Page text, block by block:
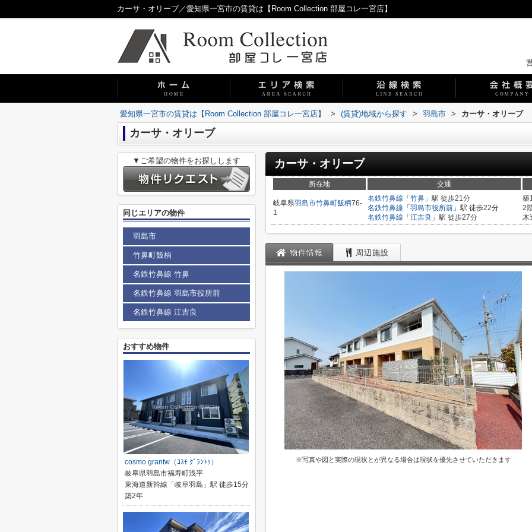
カーサ・オリーブ／愛知県一宮市の賃貸は【Room Collection 部屋コレ一宮店】
愛知県一宮市の賃貸は【Room Collection 部屋コレ一宮店】 > (賃貸)地域から探す > 羽島市 > カーサ・オリーブ
カーサ・オリーブ
カーサ・オリーブ
所在地 交通
岐阜県羽島市竹鼻町飯柄76‐
1
名鉄竹鼻線 「 竹鼻 」駅 徒歩21分
名鉄竹鼻線 「 羽島市役所前 」駅 徒歩22分
名鉄竹鼻線 「 江吉良 」駅 徒歩27分
築
2
木
物件情報 周辺施設
※写真や図と実際の現状とが異なる場合は現状を優先させていただきます
▼ご希望の物件をお探しします
同じエリアの物件
羽島市
竹鼻町飯柄
名鉄竹鼻線 竹鼻
名鉄竹鼻線 羽島市役所前
名鉄竹鼻線 江吉良
おすすめ物件
cosmo grantw（ｺｽﾓ ｸﾞﾗﾝﾄｩ）
岐阜県羽島市福寿町浅平
東海道新幹線「岐阜羽島」駅 徒歩15分
築2年